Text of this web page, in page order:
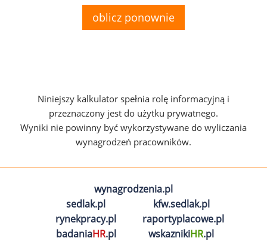
oblicz ponownie
Niniejszy kalkulator spełnia rolę informacyjną i
przeznaczony jest do użytku prywatnego.
Wyniki nie powinny być wykorzystywane do wyliczania
wynagrodzeń pracowników.
wynagrodzenia.pl
sedlak.pl
kfw.sedlak.pl
rynekpracy.pl
raportyplacowe.pl
badaniaHR.pl wskaznikiHR.pl